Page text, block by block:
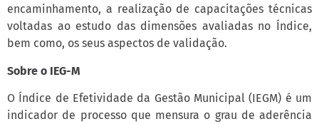
encaminhamento, a realização de capacitações técnicas
voltadas ao estudo das dimensões avaliadas no Índice,
bem como, os seus aspectos de validação.
Sobre o IEG-M
O Índice de Efetividade da Gestão Municipal (IEGM) é um
indicador de processo que mensura o grau de aderência